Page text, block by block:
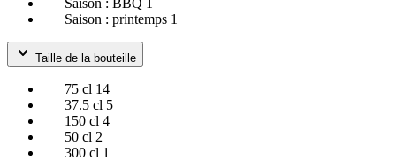
Saison : printemps 1
Taille de la bouteille
75 cl 14
37.5 cl 5
150 cl 4
50 cl 2
300 cl 1